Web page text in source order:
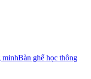
Bàn ghế học thông